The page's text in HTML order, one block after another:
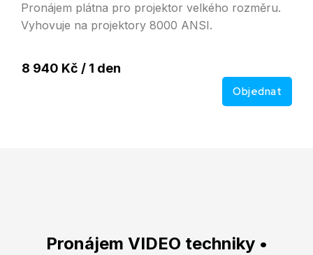
Pronájem plátna pro projektor velkého rozměru.
Vyhovuje na projektory 8000 ANSI.
8 940 Kč / 1 den
Objednat
Pronájem VIDEO techniky •